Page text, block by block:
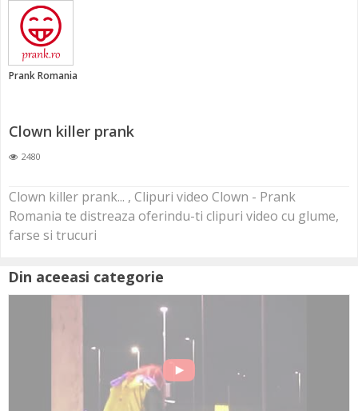
Prank Romania
Clown killer prank
2480
Clown killer prank... , Clipuri video Clown - Prank
Romania te distreaza oferindu-ti clipuri video cu glume,
farse si trucuri
Din aceeasi categorie